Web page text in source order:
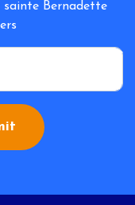
sainte Bernadette
*